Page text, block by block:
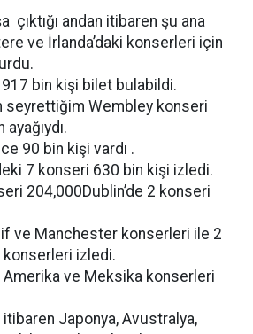
çıktığı andan itibaren şu ana
ve İrlanda’daki konserleri için
bin kişi bilet bulabildi.
seyrettiğim Wembley konseri
90 bin kişi vardı .
7 konseri 630 bin kişi izledi.
204,000Dublin’de 2 konseri
ve Manchester konserleri ile 2
konserleri izledi.
Amerika ve Meksika konserleri
Japonya, Avustralya,